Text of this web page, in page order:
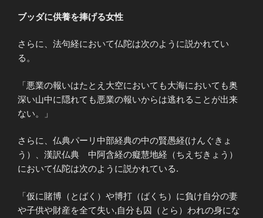
ブッダに供養を捧げる女性
さらに、法句経において仏陀は次のように説かれてい
る。
「悪業の報いはたとえ大空においても大海においても奥
深い山中に隠れても悪業の報いからは逃れることが出来
ない。」
さらに、仏典パーリ中部経典の中の賢愚経(けんぐきょ
う）、漢訳仏典 中阿含経の癡慧地経（ちえぢきょう）
において仏陀は次のように説かれている.
「仮に賭博（とばく）や博打（ばくち）に負け自分の妻
や子供や財産を全て失い,自分も囚（とら）われの身にな